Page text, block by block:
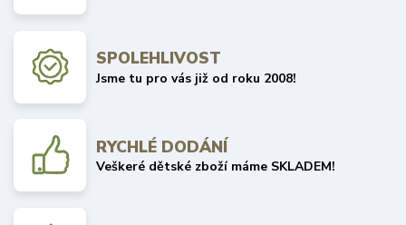
SPOLEHLIVOST
Jsme tu pro vás již od roku 2008!
RYCHLÉ DODÁNÍ
Veškeré dětské zboží máme SKLADEM!